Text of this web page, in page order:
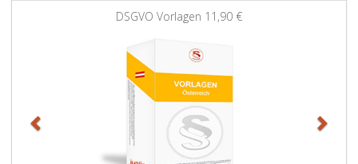
DSGVO Vorlagen 11,90 €